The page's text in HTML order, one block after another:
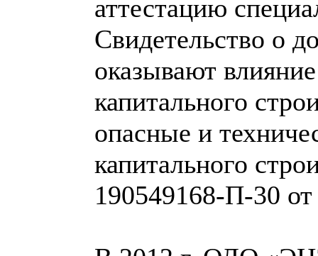
аттестацию
Свидетельство о
оказывают
капитального
опасные и
капитального
190549168-П-30 от